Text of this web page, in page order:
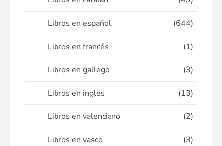
Libros en español (644)
Libros en francés (1)
Libros en gallego (3)
Libros en inglés (13)
Libros en valenciano (2)
Libros en vasco (3)